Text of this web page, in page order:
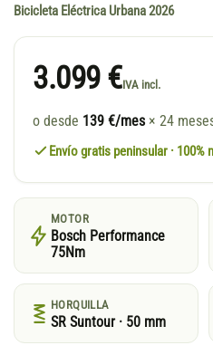
Bicicleta Eléctrica Urbana 2026
3.099 €IVA incl.
o desde 139 €/mes × 24
Envío gratis peninsular · 100%
MOTOR
Bosch Performance
75Nm
HORQUILLA
SR Suntour · 50 mm